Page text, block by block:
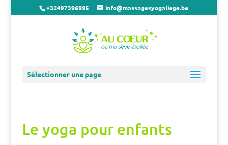
+32497396995 info@massagesyogaliege.be
Sélectionner une page
Le yoga pour enfants